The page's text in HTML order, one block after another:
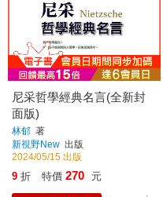
尼采哲學經典名言(全新封
面版)
林郁 著
新視野New 出版
2024/05/15 出版
9 折 特價 270 元